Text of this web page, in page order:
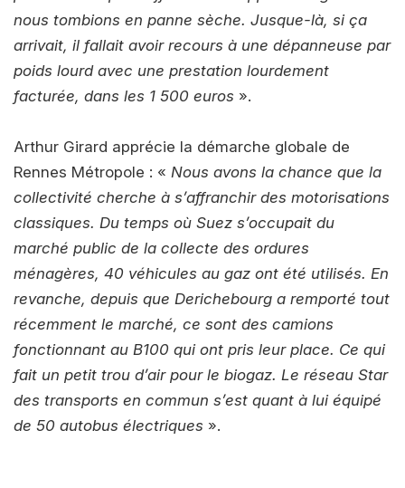
nous tombions en panne sèche. Jusque-là, si ça
arrivait, il fallait avoir recours à une dépanneuse par
poids lourd avec une prestation lourdement
facturée, dans les 1 500 euros ».
Arthur Girard apprécie la démarche globale de
Rennes Métropole : « Nous avons la chance que la
collectivité cherche à s’affranchir des motorisations
classiques. Du temps où Suez s’occupait du
marché public de la collecte des ordures
ménagères, 40 véhicules au gaz ont été utilisés. En
revanche, depuis que Derichebourg a remporté tout
récemment le marché, ce sont des camions
fonctionnant au B100 qui ont pris leur place. Ce qui
fait un petit trou d’air pour le biogaz. Le réseau Star
des transports en commun s’est quant à lui équipé
de 50 autobus électriques ».